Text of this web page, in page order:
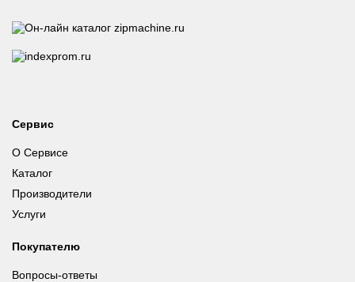
Сервис
О Сервисе
Каталог
Производители
Услуги
Покупателю
Вопросы-ответы